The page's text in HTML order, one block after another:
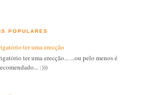
POPULARES
ter uma erecção
ter uma erecção... ...ou pelo menos é
:)))